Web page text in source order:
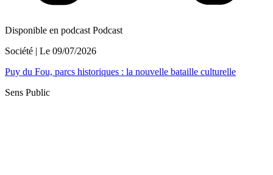
Disponible en podcast Podcast
Société | Le 09/07/2026
Puy du Fou, parcs historiques : la nouvelle bataille culturelle
Sens Public